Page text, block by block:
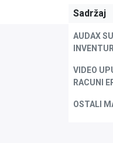
Sadržaj
AUDAX
VIDEO
RACUNI
OSTALI